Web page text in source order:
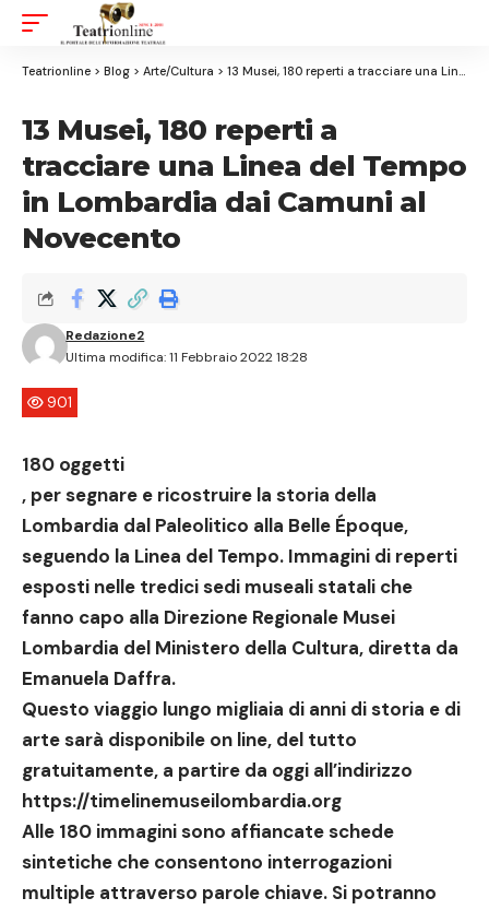
Resizer
Teatrionline > Blog > Arte/Cultura > 13 Musei, 180 reperti a tracciare una Linea del Tempo in Lombardia dai Camuni al Novecento
13 Musei, 180 reperti a
tracciare una Linea del Tempo
in Lombardia dai Camuni al
Novecento
Ultima modifica: 11 Febbraio 2022 18:28
Redazione2
901
180 oggetti
, per segnare e ricostruire la storia della
Lombardia dal Paleolitico alla Belle Époque,
seguendo la Linea del Tempo. Immagini di reperti
esposti nelle tredici sedi museali statali che
fanno capo alla Direzione Regionale Musei
Lombardia del Ministero della Cultura, diretta da
Emanuela Daffra.
Questo viaggio lungo migliaia di anni di storia e di
arte sarà disponibile on line, del tutto
gratuitamente, a partire da oggi all’indirizzo
https://timelinemuseilombardia.org
Alle 180 immagini sono affiancate schede
sintetiche che consentono interrogazioni
multiple attraverso parole chiave. Si potranno